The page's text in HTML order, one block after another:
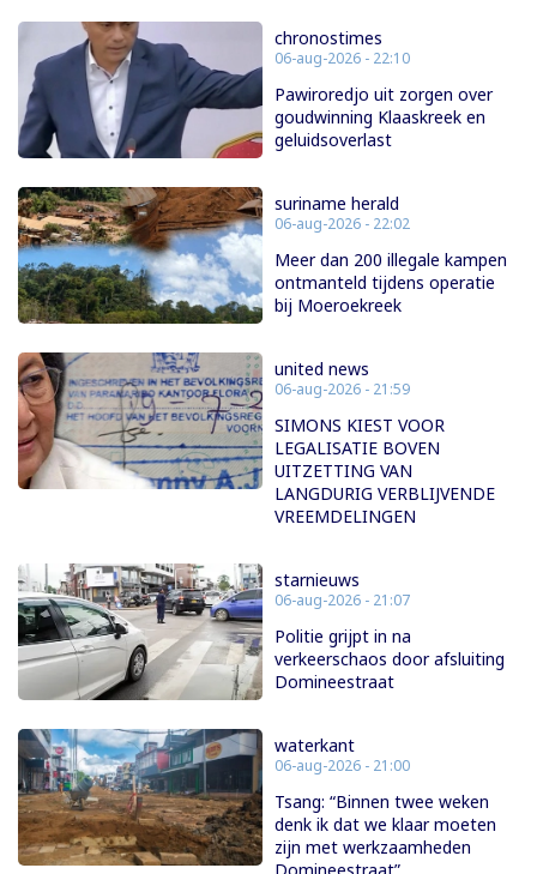
chronostimes
06-aug-2026 - 22:10
Pawiroredjo uit zorgen over
goudwinning Klaaskreek en
geluidsoverlast
suriname herald
06-aug-2026 - 22:02
Meer dan 200 illegale kampen
ontmanteld tijdens operatie
bij Moeroekreek
united news
06-aug-2026 - 21:59
SIMONS KIEST VOOR
LEGALISATIE BOVEN
UITZETTING VAN
LANGDURIG VERBLIJVENDE
VREEMDELINGEN
starnieuws
06-aug-2026 - 21:07
Politie grijpt in na
verkeerschaos door afsluiting
Domineestraat
waterkant
06-aug-2026 - 21:00
Tsang: “Binnen twee weken
denk ik dat we klaar moeten
zijn met werkzaamheden